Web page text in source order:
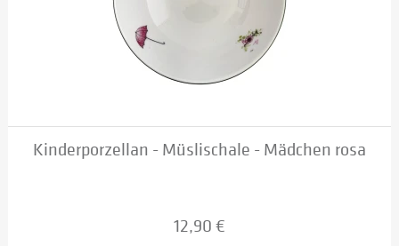
Kinderporzellan - Müslischale - Mädchen rosa
12,90 €